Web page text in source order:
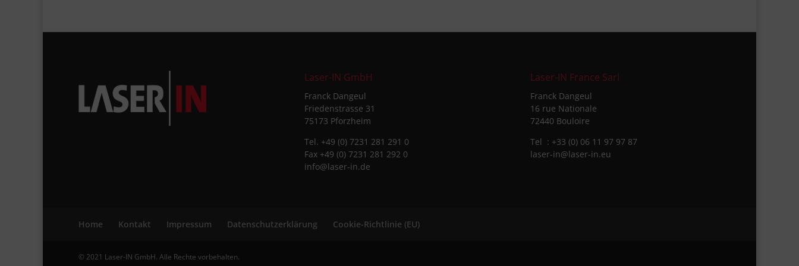
Laser-IN GmbH
Franck Dangeul
Friedenstrasse 31
75173 Pforzheim
Tel. +49 (0) 7231 281 291 0
Fax +49 (0) 7231 281 292 0
info@laser-in.de
Laser-IN France Sarl
Franck Dangeul
16 rue Nationale
72440 Bouloire
Tel : +33 (0) 06 11 97 97 87
laser-in@laser-in.eu
Home Kontakt Impressum Datenschutzerklärung Cookie-Richtlinie (EU)
© 2021 Laser-IN GmbH. Alle Rechte vorbehalten.